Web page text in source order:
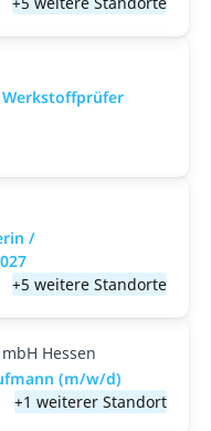
/
+5 weitere Standorte
Hessen
(m/w/d)
+1 weiterer Standort